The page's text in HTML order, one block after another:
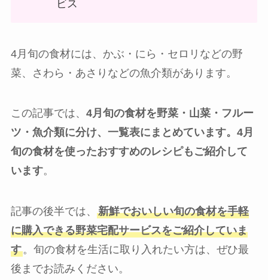
ビス
4月旬の食材には、かぶ・にら・セロリなどの野
菜、さわら・あさりなどの魚介類があります。
この記事では、 4月旬の食材を野菜・山菜・フルー
ツ・魚介類に分け、一覧表にまとめています。4月
旬の食材を使ったおすすめのレシピもご紹介して
います。
記事の後半では、 新鮮でおいしい旬の食材を手軽
に購入できる野菜宅配サービスをご紹介していま
す。旬の食材を生活に取り入れたい方は、ぜひ最
後までお読みください。